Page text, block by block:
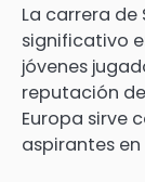
La carrera
significativo
jóvenes
reputación
Europa sirve
aspirantes en